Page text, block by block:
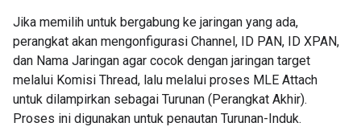
Jika memilih untuk bergabung ke jaringan yang ada,
perangkat akan mengonfigurasi Channel, ID PAN, ID XPAN,
dan Nama Jaringan agar cocok dengan jaringan target
melalui Komisi Thread, lalu melalui proses MLE Attach
untuk dilampirkan sebagai Turunan (Perangkat Akhir).
Proses ini digunakan untuk penautan Turunan-Induk.